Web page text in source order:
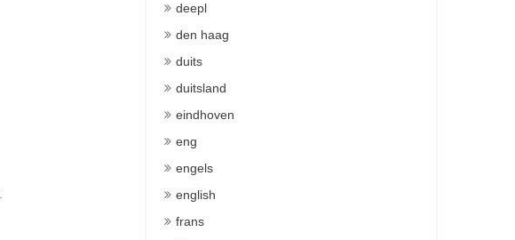
deepl
den haag
duits
duitsland
eindhoven
eng
engels
english
frans